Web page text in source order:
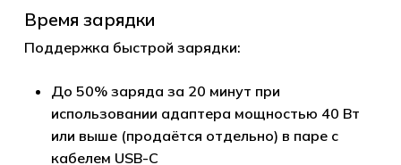
Время зарядки
Поддержка быстрой зарядки:
До 50% заряда за 20 минут при
использовании адаптера мощностью 40 Вт
или выше (продаётся отдельно) в паре с
кабелем USB-C